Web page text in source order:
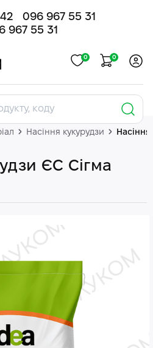
096 967 55 31
0 0
Насіння кукурудзи
ЄС Сігма